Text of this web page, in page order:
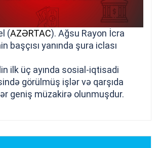
(AZƏRTAC). Ağsu Rayon İcra
başçısı yanında şura iclası
ilk üç ayında sosial-iqtisadi
görülmüş işlər və qarşıda
geniş müzakirə olunmuşdur.